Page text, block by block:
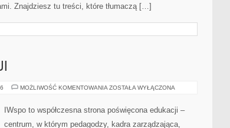
Znajdziesz tu treści, które tłumaczą […]
MOŻLIWOŚĆ KOMENTOWANIA HISTORIA
ZOSTAŁA WYŁĄCZONA
IWspo to współczesna strona poświęcona edukacji –
centrum, w którym pedagodzy, kadra zarządzająca,